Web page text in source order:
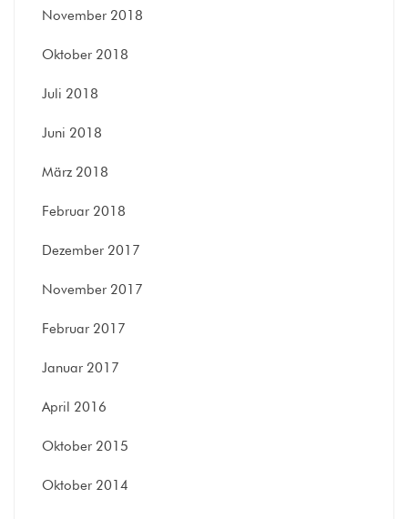
November 2018
Oktober 2018
Juli 2018
Juni 2018
März 2018
Februar 2018
Dezember 2017
November 2017
Februar 2017
Januar 2017
April 2016
Oktober 2015
Oktober 2014